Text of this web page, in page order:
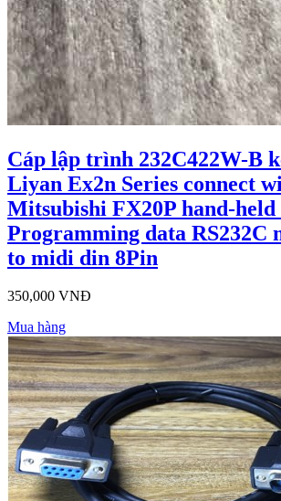
Cáp lập trình 232C422W-B
Liyan Ex2n Series connect
Mitsubishi FX20P hand-held
Programming data RS232C
to midi din 8Pin
350,000 VNĐ
Mua hàng